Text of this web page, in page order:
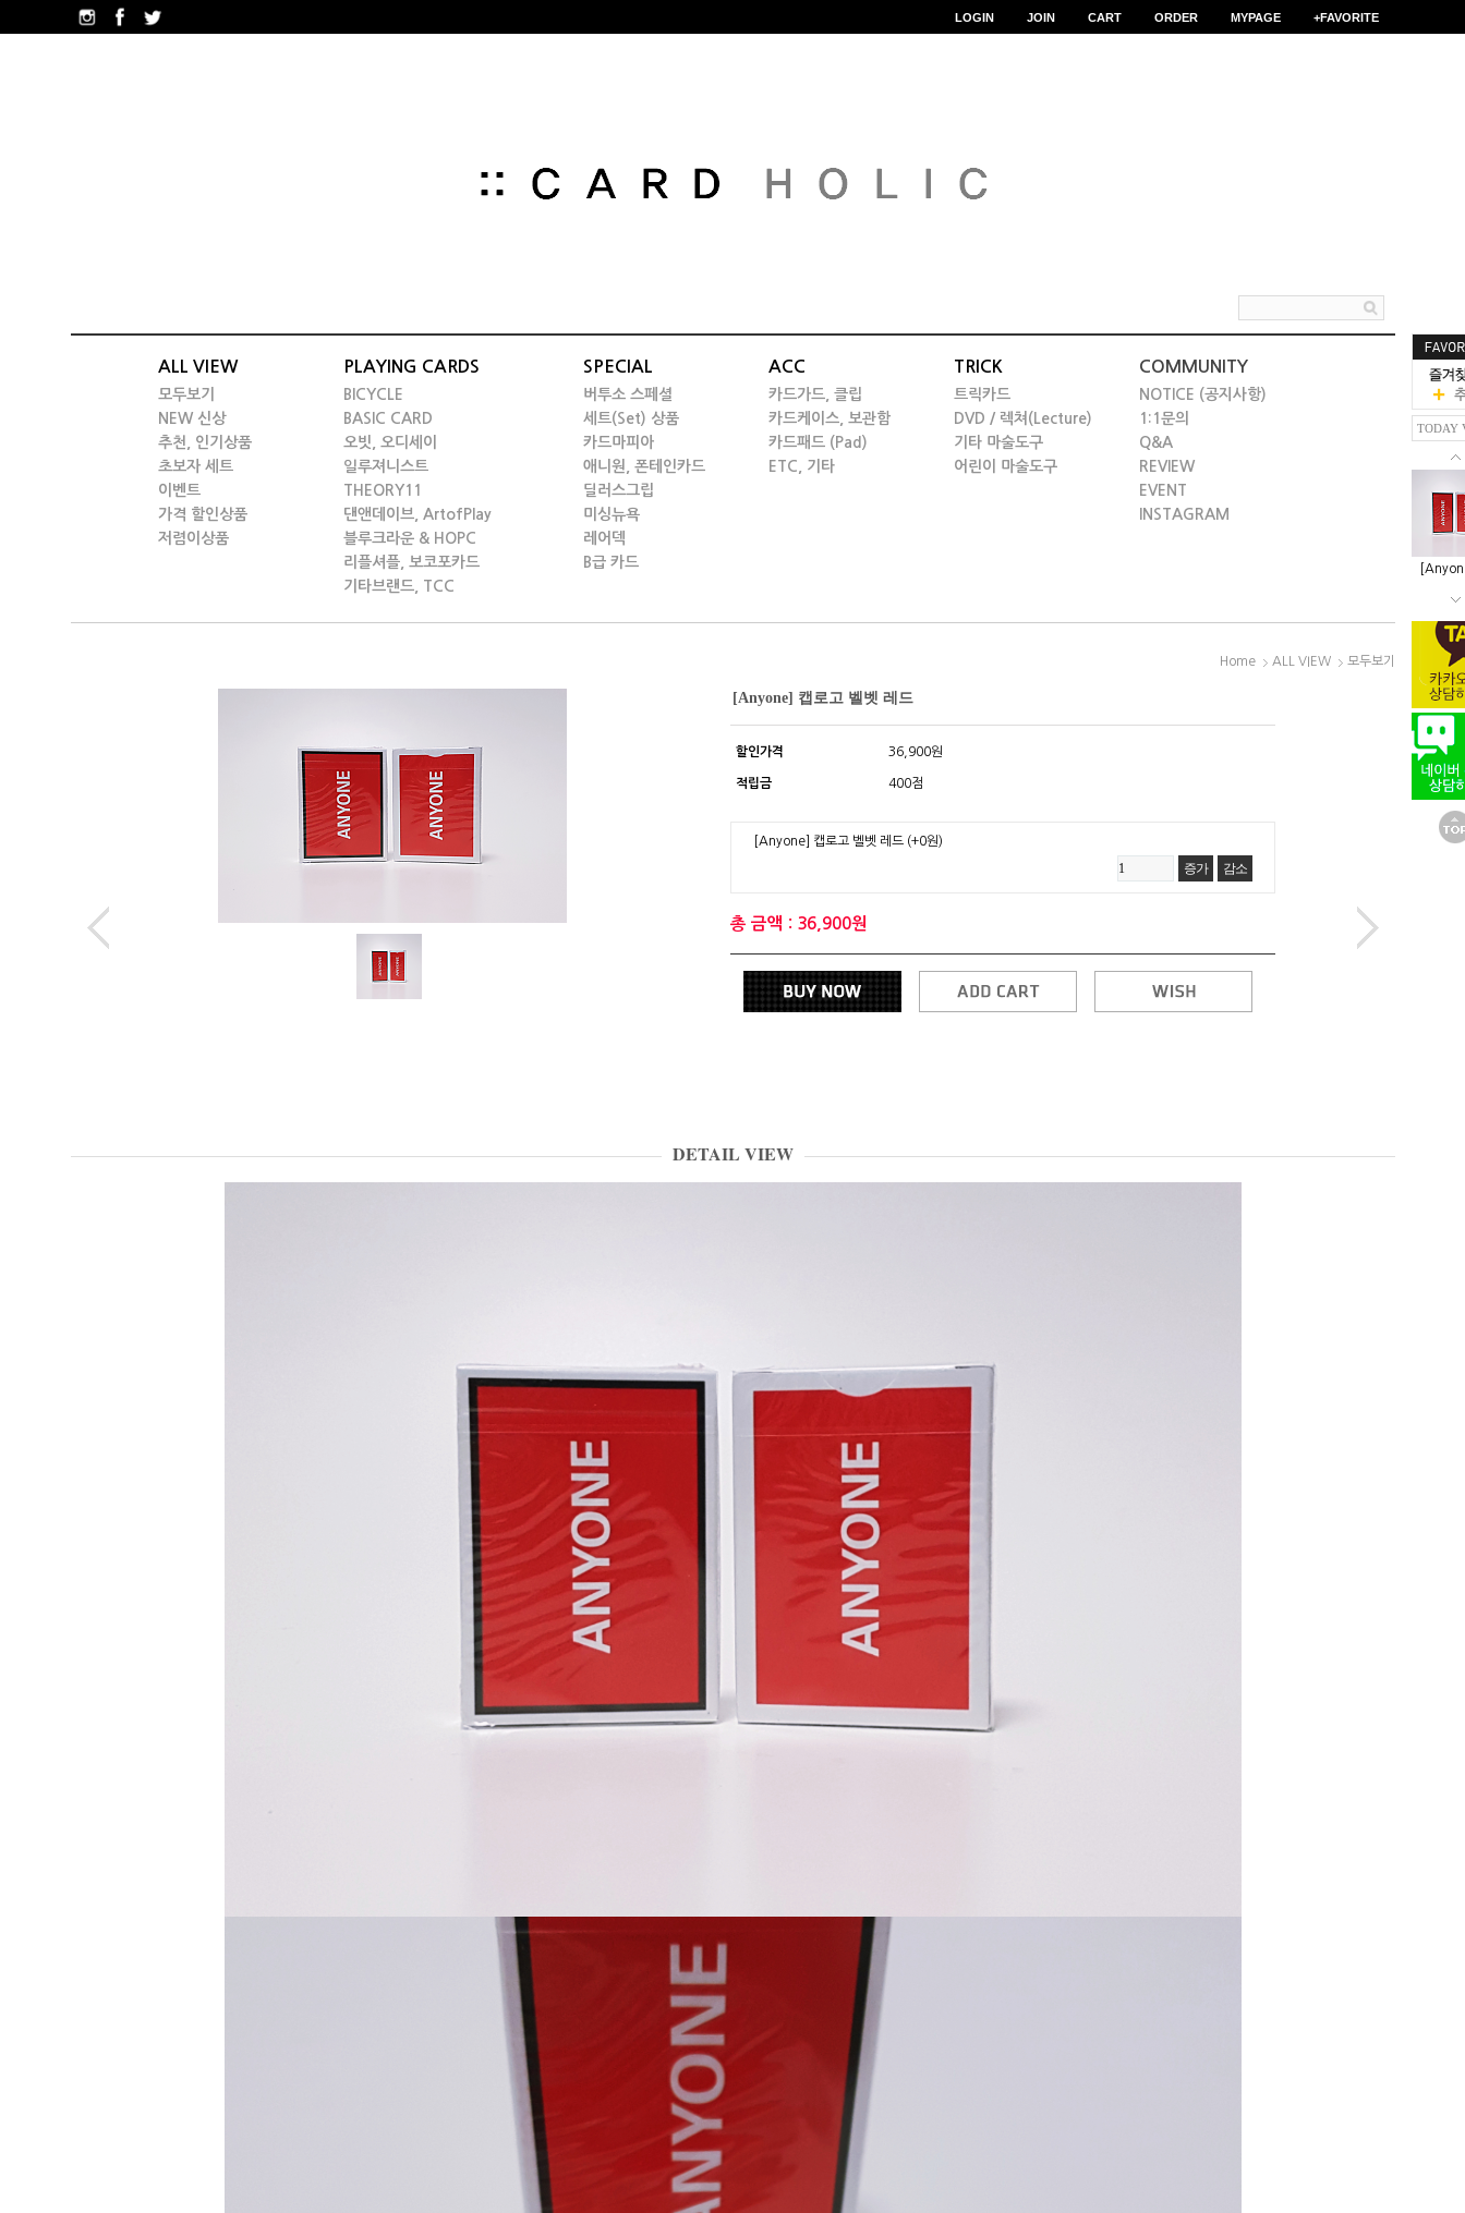
LOGIN JOIN CART ORDER MYPAGE +FAVORITE
ALL VIEW
모두보기
NEW 신상
추천, 인기상품
초보자 세트
이벤트
가격 할인상품
저렴이상품
PLAYING CARDS
BICYCLE
BASIC CARD
오빗, 오디세이
일루져니스트
THEORY11
댄앤데이브, ArtofPlay
블루크라운 & HOPC
리플셔플, 보코포카드
기타브랜드, TCC
SPECIAL
버투소 스페셜
세트(Set) 상품
카드마피아
애니원, 폰테인카드
딜러스그립
미싱뉴욕
레어덱
B급 카드
ACC
카드가드, 클립
카드케이스, 보관함
카드패드 (Pad)
ETC, 기타
TRICK
트릭카드
DVD / 렉쳐(Lecture)
기타 마술도구
어린이 마술도구
COMMUNITY
NOTICE (공지사항)
1:1문의
Q&A
REVIEW
EVENT
INSTAGRAM
TODAY
Home ALL VIEW 모두보기
[Anyone] 캡로고 벨벳 레드
할인가격 36,900원
적립금 400점
[Anyone] 캡로고 벨벳 레드 (+0원)
증가 감소
총 금액 : 36,900원
DETAIL VIEW